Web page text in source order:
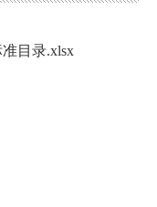
目录.xlsx